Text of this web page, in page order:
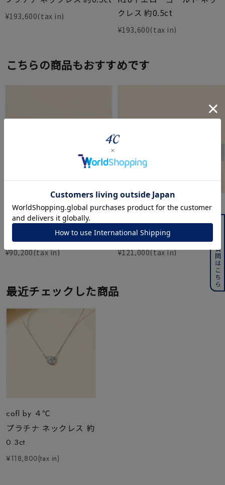
¥193,600
クレス 約0.5ct
¥193,600
こちらの商品もおすすめです
cofl by ４℃
プラチナ ピアス 片側約
¥90,200
cofl by ４℃
K18イエローゴールド ピア
ス 片側約0.2ct
¥121,000
最近チェックした商品
cofl by ４℃
プラチナ ネックレス 約
0.3ct
¥118,800(tax in)
よくある質問はこちら